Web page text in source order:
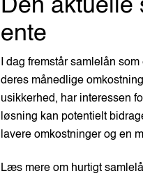
Den aktuelle
ente
I dag fremstår samlelån
deres månedlige
usikkerhed, har interessen
løsning kan potentielt
lavere omkostninger og en
Læs mere om hurtigt